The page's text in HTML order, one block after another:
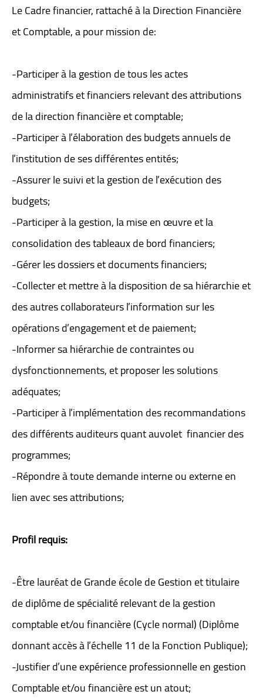
Le Cadre financier, rattaché à la Direction Financière
et Comptable, a pour mission de:
-Participer à la gestion de tous les actes
administratifs et financiers relevant des attributions
de la direction financière et comptable;
-Participer à l’élaboration des budgets annuels de
l’institution de ses différentes entités;
-Assurer le suivi et la gestion de l’exécution des
budgets;
-Participer à la gestion, la mise en œuvre et la
consolidation des tableaux de bord financiers;
-Gérer les dossiers et documents financiers;
-Collecter et mettre à la disposition de sa hiérarchie et
des autres collaborateurs l’information sur les
opérations d’engagement et de paiement;
-Informer sa hiérarchie de contraintes ou
dysfonctionnements, et proposer les solutions
adéquates;
-Participer à l’implémentation des recommandations
des différents auditeurs quant auvolet financier des
programmes;
-Répondre à toute demande interne ou externe en
lien avec ses attributions;
Profil requis:
-Être lauréat de Grande école de Gestion et titulaire
de diplôme de spécialité relevant de la gestion
comptable et/ou financière (Cycle normal) (Diplôme
donnant accès à l’échelle 11 de la Fonction Publique);
-Justifier d’une expérience professionnelle en gestion
Comptable et/ou financière est un atout;